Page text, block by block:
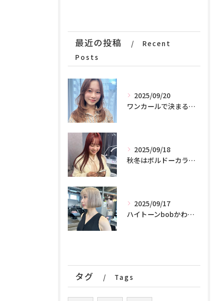
最近の投稿
Recent
Posts
2025/09/20
ワンカールで決まる！！魔法のカット♪
2025/09/18
秋冬はボルドーカラーが可愛いです！♪♪♪
2025/09/17
ハイトーンbobかわいすぎる！
タグ Tags